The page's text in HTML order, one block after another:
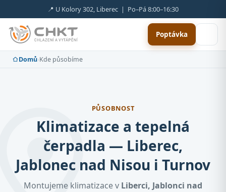
📍 U Kolory 302, Liberec | Po–Pá 8:00–16:30
Poptávka
Domů›Kde působíme
PŮSOBNOST
Klimatizace a tepelná
čerpadla — Liberec,
Jablonec nad Nisou i Turnov
Montujeme klimatizace v Liberci, Jablonci nad